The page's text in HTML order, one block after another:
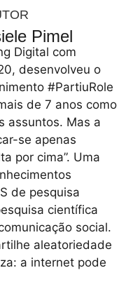
Pimel
Digital com
desenvolveu o
#PartiuRole
de 7 anos como
assuntos. Mas a
se apenas
por cima”. Uma
de pesquisa
científica
social.
aleatoriedade
a internet pode